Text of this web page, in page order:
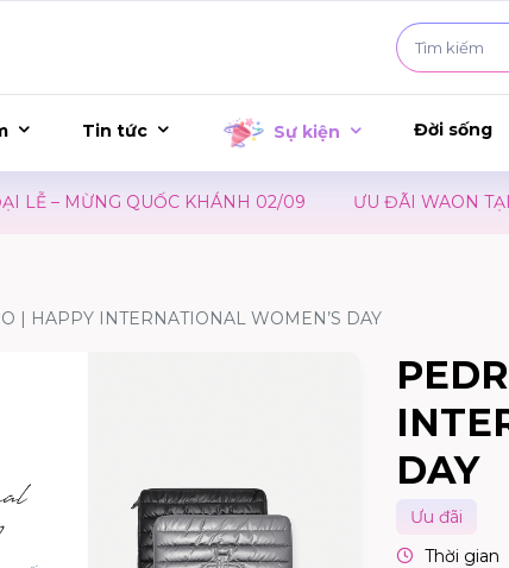
Tin tức Sự kiện Đời sống
– MỪNG QUỐC KHÁNH 02/09 ƯU ĐÃI WAON TẠI
| HAPPY INTERNATIONAL WOMEN’S DAY
DAY
Ưu đãi
Thời gian